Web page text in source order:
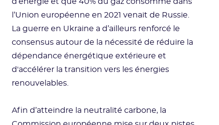
l’Union européenne en 2021 venait de Russie.
La guerre en Ukraine a d’ailleurs renforcé le
consensus autour de la nécessité de réduire la
dépendance énergétique extérieure et
d'accélérer la transition vers les énergies
renouvelables.
Afin d’atteindre la neutralité carbone, la